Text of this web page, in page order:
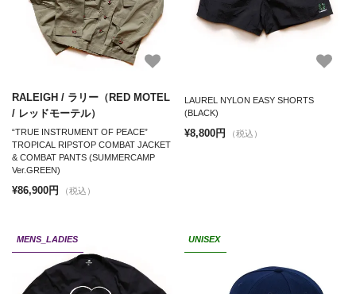
RALEIGH / ラリー（RED MOTEL
/ レッドモーテル）
“TRUE INSTRUMENT OF PEACE”
TROPICAL RIPSTOP COMBAT JACKET
& COMBAT PANTS (SUMMERCAMP
Ver.GREEN)
¥86,900円 （税込）
LAUREL NYLON EASY SHORTS
(BLACK)
¥8,800円 （税込）
MENS_LADIES UNISEX